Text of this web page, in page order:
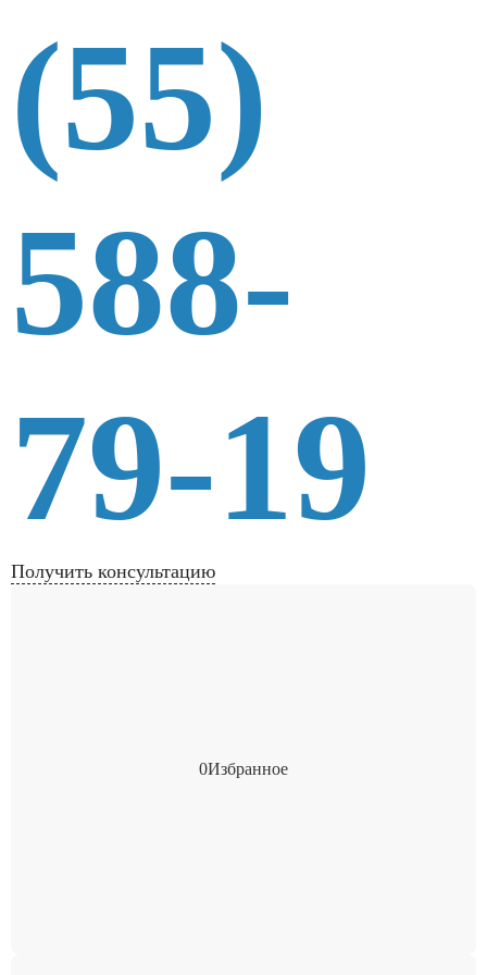
(55)
588-
79-19
Получить консультацию
0Избранное